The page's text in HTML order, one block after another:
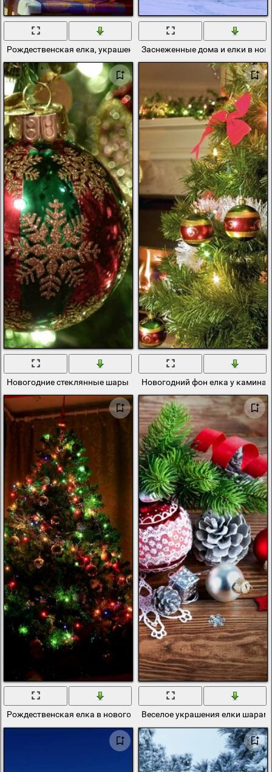
Рождественская елка, украшения, подаркиЗаснеженные дома и елки в
Новогодние стеклянные шары на елкуНовогодний фон елка у камина
Рождественская елка в новогоднюю ночьВеселое украшения елки